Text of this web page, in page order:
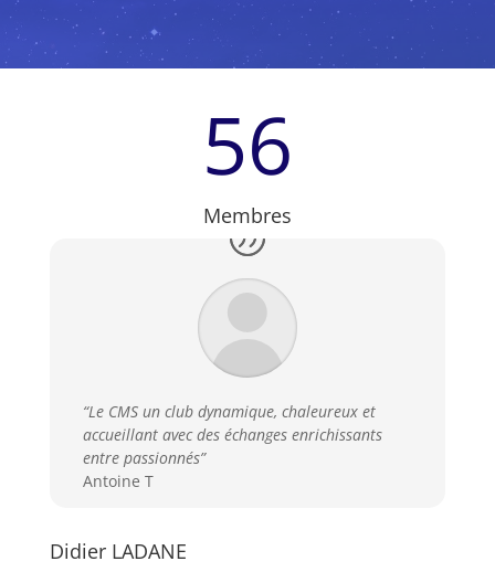
56
Membres
“Le CMS un club dynamique, chaleureux et
accueillant avec des échanges enrichissants
entre passionnés”
Antoine T
Didier LADANE